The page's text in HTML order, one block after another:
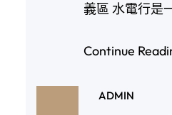
義區 水電行是
Continue
ADMIN